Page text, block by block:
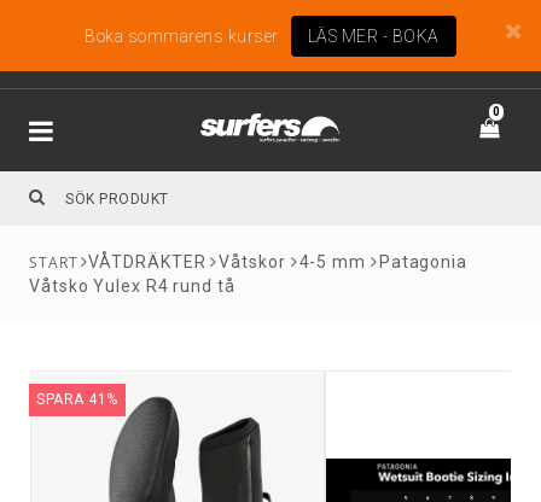
Boka sommarens kurser LÄS MER - BOKA
0
VÅTDRÄKTER Våtskor 4-5 mm
Patagonia
Våtsko Yulex R4 rund tå
SPARA 41%